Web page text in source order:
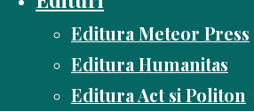
for:
Editura Meteor Press
Editura Humanitas
Editura Act si Politon